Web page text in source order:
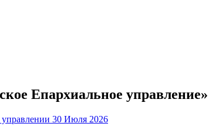
Епархиальное управление»
30 Июля 2026